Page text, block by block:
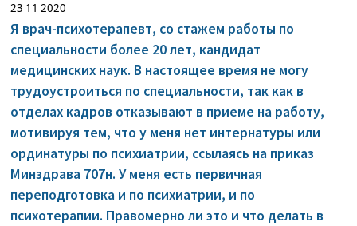
23 11 2020
Я врач-психотерапевт, со стажем работы по
специальности более 20 лет, кандидат
медицинских наук. В настоящее время не могу
трудоустроиться по специальности, так как в
отделах кадров отказывают в приеме на работу,
мотивируя тем, что у меня нет интернатуры или
ординатуры по психиатрии, ссылаясь на приказ
Минздрава 707н. У меня есть первичная
переподготовка и по психиатрии, и по
психотерапии. Правомерно ли это и что делать в